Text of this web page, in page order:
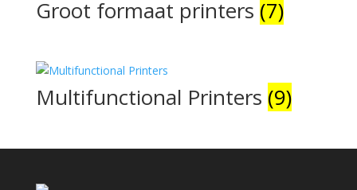
Groot formaat printers (7)
Multifunctional Printers (9)